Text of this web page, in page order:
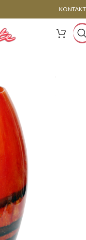
KONTAKT